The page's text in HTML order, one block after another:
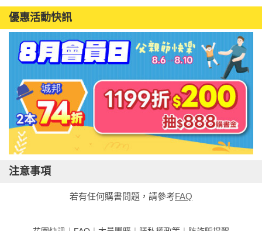
優惠活動快訊
注意事項
若有任何購書問題，請參考FAQ